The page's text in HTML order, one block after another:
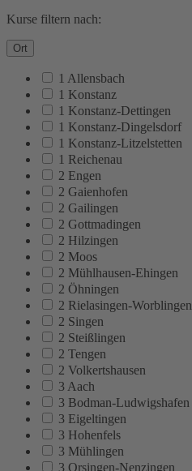
Kurse filtern nach:
Ort
1 Allensbach
1 Konstanz
1 Konstanz-Dettingen
1 Konstanz-Dingelsdorf
1 Konstanz-Litzelstetten
1 Reichenau
2 Engen
2 Gaienhofen
2 Gailingen
2 Gottmadingen
2 Hilzingen
2 Moos
2 Mühlhausen-Ehingen
2 Öhningen
2 Rielasingen-Worblingen
2 Singen
2 Steißlingen
2 Tengen
2 Volkertshausen
3 Aach
3 Bodman-Ludwigshafen
3 Eigeltingen
3 Hohenfels
3 Mühlingen
3 Orsingen-Nenzingen